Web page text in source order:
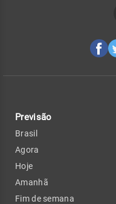
Previsão
Brasil
Agora
Hoje
Amanhã
Fim de semana